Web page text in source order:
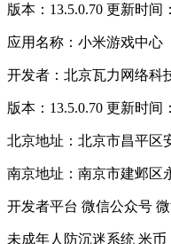
版本：13.5.0.70 更新时间
应用名称：小米游戏中心
开发者：北京瓦力网络科
版本：13.5.0.70 更新时间
北京地址：北京市昌平区
南京地址：南京市建邺区
开发者平台 微信公众号
未成年人防沉迷系统 米币